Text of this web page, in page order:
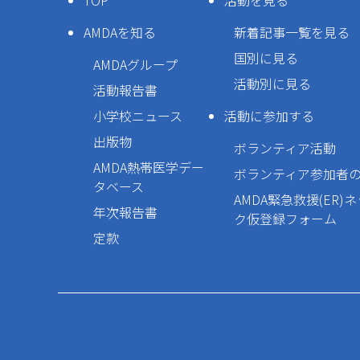
AMDAを知る
AMDAグループ
活動報告書
小学校ニュース
出版物
AMDA熱帯医学デー
タベース
年次報告書
定款
新着記事一覧を見る
国別に見る
活動別に見る
活動に参加する
ボランティア活動
ボランティア参加者
AMDA緊急救援(ER)
ク仮登録フォーム